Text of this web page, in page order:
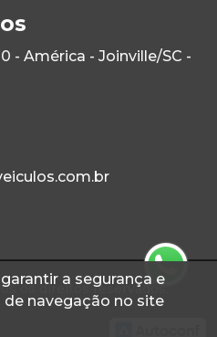
a segurança e
de navegação no site
- América - Joinville/SC -
os direitos reservados.